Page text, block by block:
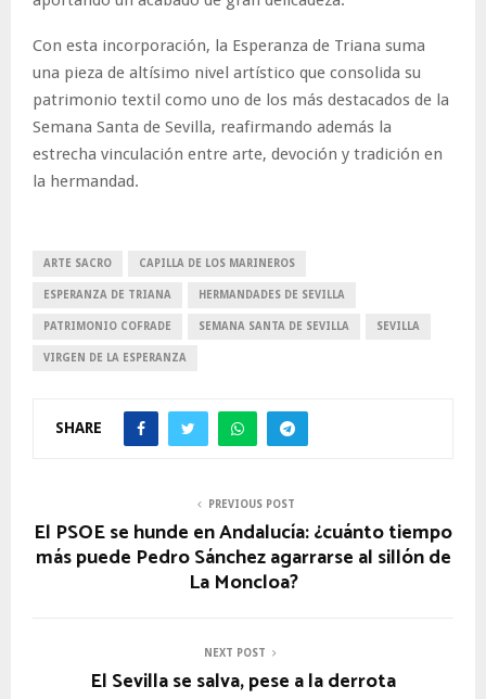
Con esta incorporación, la Esperanza de Triana suma
una pieza de altísimo nivel artístico que consolida su
patrimonio textil como uno de los más destacados de la
Semana Santa de Sevilla, reafirmando además la
estrecha vinculación entre arte, devoción y tradición en
la hermandad.
ARTE SACRO CAPILLA DE LOS MARINEROS
ESPERANZA DE TRIANA HERMANDADES DE SEVILLA
PATRIMONIO COFRADE SEMANA SANTA DE SEVILLA SEVILLA
VIRGEN DE LA ESPERANZA
SHARE
PREVIOUS POST
El PSOE se hunde en Andalucía: ¿cuánto tiempo
más puede Pedro Sánchez agarrarse al sillón de
La Moncloa?
NEXT POST
El Sevilla se salva, pese a la derrota